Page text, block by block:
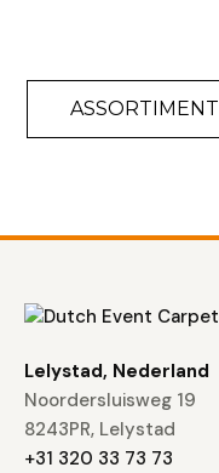
ASSORTIMENT
Lelystad, Nederland
Noordersluisweg 19
8243PR, Lelystad
+31 320 33 73 73